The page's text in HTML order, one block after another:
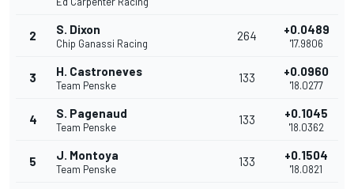
2 S. Dixon
Chip Ganassi Racing
264 +0.0489
'17.9806
3 H. Castroneves
Team Penske
133 +0.0960
'18.0277
4 S. Pagenaud
Team Penske
133 +0.1045
'18.0362
5 J. Montoya
Team Penske
133 +0.1504
'18.0821